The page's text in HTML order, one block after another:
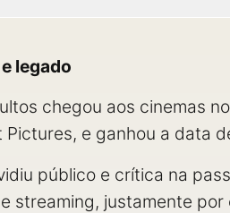
legado
chegou aos cinemas
Pictures, e ganhou a data
público e crítica na
streaming, justamente